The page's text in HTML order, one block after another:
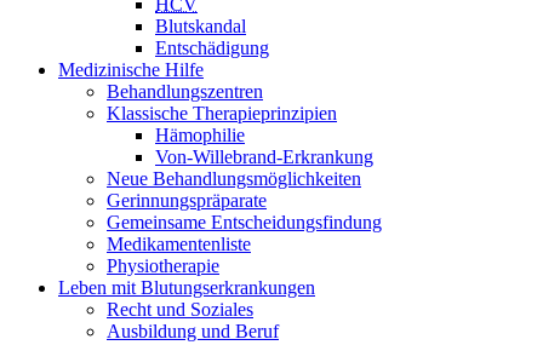
Blutskandal
Entschädigung
Medizinische Hilfe
Behandlungszentren
Klassische Therapieprinzipien
Hämophilie
Von-Willebrand-Erkrankung
Neue Behandlungsmöglichkeiten
Gerinnungspräparate
Gemeinsame Entscheidungsfindung
Medikamentenliste
Physiotherapie
Leben mit Blutungserkrankungen
Recht und Soziales
Ausbildung und Beruf